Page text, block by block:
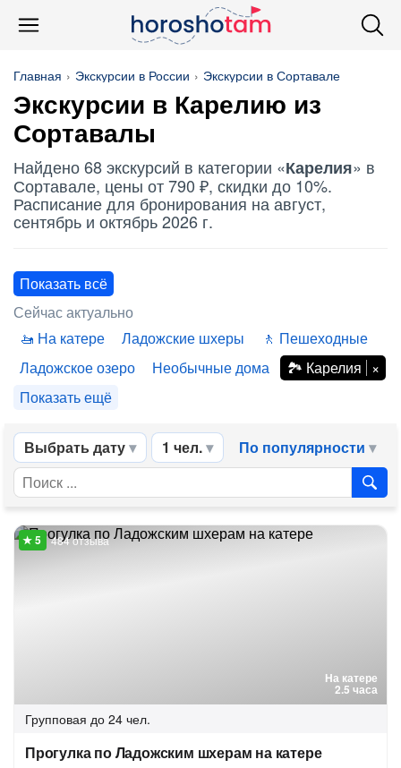
Главная Экскурсии в России Экскурсии в Сортавале
Экскурсии в Карелию из
Сортавалы
Найдено 68 экскурсий в категории «Карелия» в
Сортавале, цены от 790 ₽, скидки до 10%.
Расписание для бронирования на август,
сентябрь и октябрь 2026 г.
Показать всё
Сейчас актуально
На катере
Ладожские шхеры
Пешеходные
Ладожское озеро
Необычные дома
Карелия
Показать ещё
Выбрать дату 1 чел. По популярности
На катере
2.5 часа
484 отзыва
Групповая до 24 чел.
Прогулка по Ладожским шхерам на катере